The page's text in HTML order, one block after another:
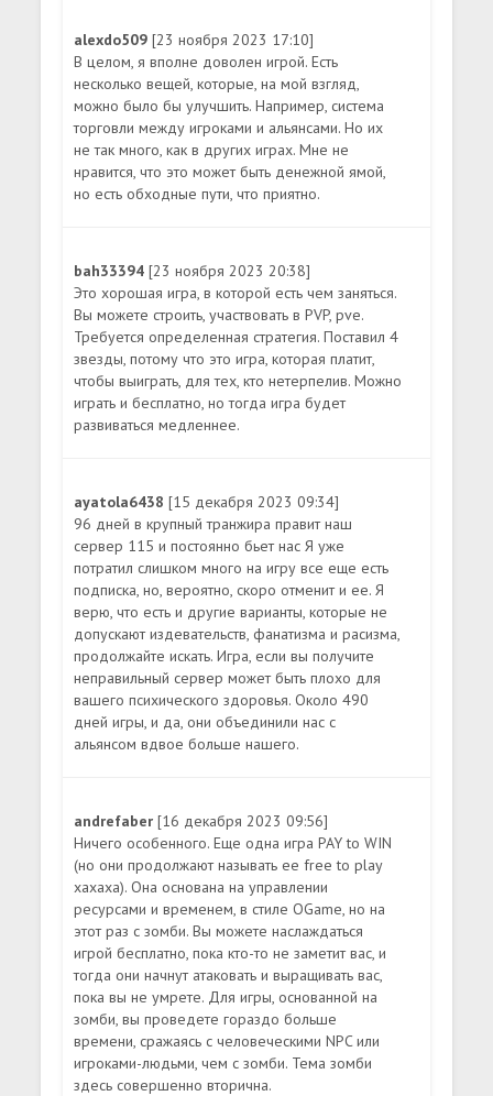
alexdo509[23 ноября 2023 17:10]
В целом, я вполне доволен игрой. Есть
несколько вещей, которые, на мой взгляд,
можно было бы улучшить. Например, система
торговли между игроками и альянсами. Но их
не так много, как в других играх. Мне не
нравится, что это может быть денежной ямой,
но есть обходные пути, что приятно.
bah33394[23 ноября 2023 20:38]
Это хорошая игра, в которой есть чем заняться.
Вы можете строить, участвовать в PVP, pve.
Требуется определенная стратегия. Поставил 4
звезды, потому что это игра, которая платит,
чтобы выиграть, для тех, кто нетерпелив. Можно
играть и бесплатно, но тогда игра будет
развиваться медленнее.
ayatola6438[15 декабря 2023 09:34]
96 дней в крупный транжира правит наш
сервер 115 и постоянно бьет нас Я уже
потратил слишком много на игру все еще есть
подписка, но, вероятно, скоро отменит и ее. Я
верю, что есть и другие варианты, которые не
допускают издевательств, фанатизма и расизма,
продолжайте искать. Игра, если вы получите
неправильный сервер может быть плохо для
вашего психического здоровья. Около 490
дней игры, и да, они объединили нас с
альянсом вдвое больше нашего.
andrefaber[16 декабря 2023 09:56]
Ничего особенного. Еще одна игра PAY to WIN
(но они продолжают называть ее free to play
хахаха). Она основана на управлении
ресурсами и временем, в стиле OGame, но на
этот раз с зомби. Вы можете наслаждаться
игрой бесплатно, пока кто-то не заметит вас, и
тогда они начнут атаковать и выращивать вас,
пока вы не умрете. Для игры, основанной на
зомби, вы проведете гораздо больше
времени, сражаясь с человеческими NPC или
игроками-людьми, чем с зомби. Тема зомби
здесь совершенно вторична.